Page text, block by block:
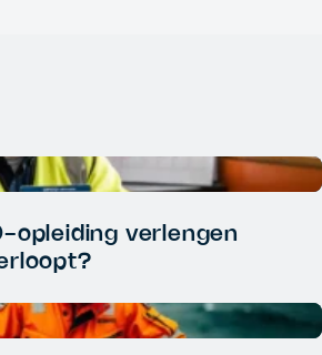
opleiding verlengen